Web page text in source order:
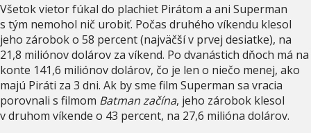
Všetok vietor fúkal do plachiet Pirátom a ani Superman
s tým nemohol nič urobiť. Počas druhého víkendu klesol
jeho zárobok o 58 percent (najväčší v prvej desiatke), na
21,8 miliónov dolárov za víkend. Po dvanástich dňoch má na
konte 141,6 miliónov dolárov, čo je len o niečo menej, ako
majú Piráti za 3 dni. Ak by sme film Superman sa vracia
porovnali s filmom Batman začína, jeho zárobok klesol
v druhom víkende o 43 percent, na 27,6 milióna dolárov.